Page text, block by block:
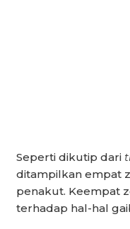
Seperti dikutip dari
ditampilkan empat
penakut. Keempat
terhadap hal-hal